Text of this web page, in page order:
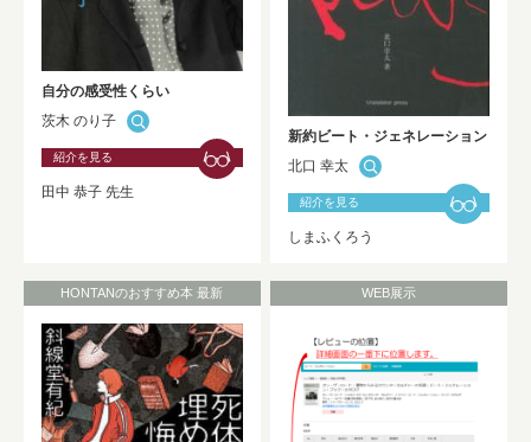
Westlaw Japan 判例・法令関係データベ
ーストライアルのお知らせ（9/30まで）
2026年6月30日
2025年度 修士論文及び卒業論文の利用
開始について
自分の感受性くらい
茨木 のり子
紹介を見る
田中 恭子 先生
新約ビート・ジェネレーション
北口 幸太
紹介を見る
しまふくろう
HONTANのおすすめ本 最新 WEB展示